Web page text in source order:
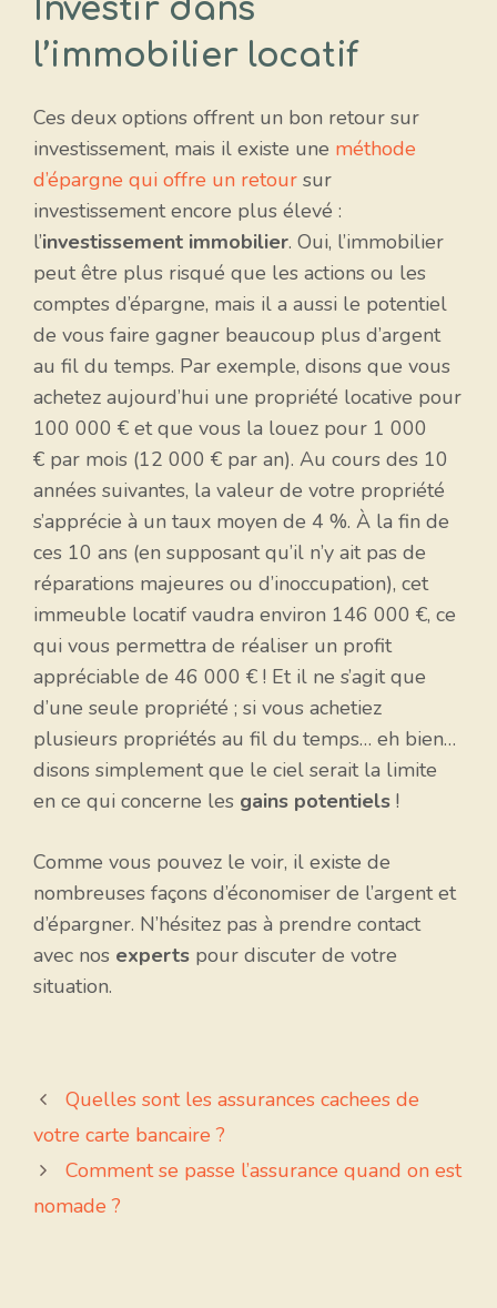
Investir dans
l’immobilier locatif
Ces deux options offrent un bon retour sur
investissement, mais il existe une méthode
d’épargne qui offre un retour sur
investissement encore plus élevé :
l’investissement immobilier. Oui, l’immobilier
peut être plus risqué que les actions ou les
comptes d’épargne, mais il a aussi le potentiel
de vous faire gagner beaucoup plus d’argent
au fil du temps. Par exemple, disons que vous
achetez aujourd’hui une propriété locative pour
100 000 € et que vous la louez pour 1 000
€ par mois (12 000 € par an). Au cours des 10
années suivantes, la valeur de votre propriété
s’apprécie à un taux moyen de 4 %. À la fin de
ces 10 ans (en supposant qu’il n’y ait pas de
réparations majeures ou d’inoccupation), cet
immeuble locatif vaudra environ 146 000 €, ce
qui vous permettra de réaliser un profit
appréciable de 46 000 € ! Et il ne s’agit que
d’une seule propriété ; si vous achetiez
plusieurs propriétés au fil du temps… eh bien…
disons simplement que le ciel serait la limite
en ce qui concerne les gains potentiels !
Comme vous pouvez le voir, il existe de
nombreuses façons d’économiser de l’argent et
d’épargner. N’hésitez pas à prendre contact
avec nos experts pour discuter de votre
situation.
Quelles sont les assurances cachees de
votre carte bancaire ?
Comment se passe l’assurance quand on est
nomade ?